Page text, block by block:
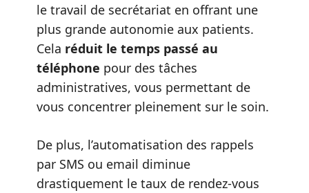
le travail de secrétariat en offrant une
plus grande autonomie aux patients.
Cela réduit le temps passé au
téléphone pour des tâches
administratives, vous permettant de
vous concentrer pleinement sur le soin.
De plus, l’automatisation des rappels
par SMS ou email diminue
drastiquement le taux de rendez-vous